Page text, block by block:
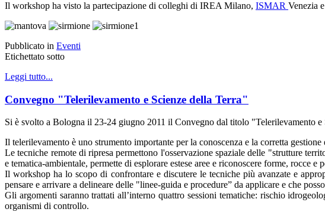
Il workshop ha visto la partecipazione di colleghi di IREA Milano, ISMAR Venezia e
Pubblicato in Eventi
Etichettato sotto
Leggi tutto...
Convegno "Telerilevamento e Scienze della Terra"
Si è svolto a Bologna il 23-24 giugno 2011 il Convegno dal titolo "Telerilevamento
Il telerilevamento è uno strumento importante per la conoscenza e la corretta
Le tecniche remote di ripresa permettono l'osservazione spaziale delle "strutture
e tematica-ambientale, permette di esplorare estese aree e riconoscere forme, rocce
Il workshop ha lo scopo di confrontare e discutere le tecniche più avanzate e
pensare e arrivare a delineare delle "linee-guida e procedure” da applicare e che
Gli argomenti saranno trattati all’interno quattro sessioni tematiche: rischio
organismi di controllo.